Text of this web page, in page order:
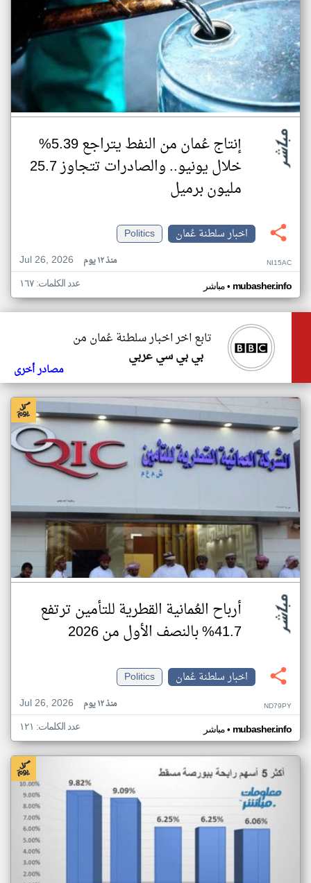
إنتاج عُمان من النفط يتراجع 5.39%
خلال يونيو.. والصادرات تتجاوز 25.7
مليون برميل
اخبار سلطنة عُمان
Politics
Jul 26, 2026
منذ ١٢ يوم NI15AC
مباشر• mubasher.info عدد الكلمات: ١٦٧
تابع اخر اخبار سلطنة عُمان من
بي بي سي عربي
مصادر أخرى
أرباح العُمانية القطرية للتأمين ترتفع
41.7% بالنصف الأول من 2026
اخبار سلطنة عُمان
Politics
Jul 26, 2026
منذ ١٢ يوم ND79PY
مباشر• mubasher.info عدد الكلمات: ١٢١